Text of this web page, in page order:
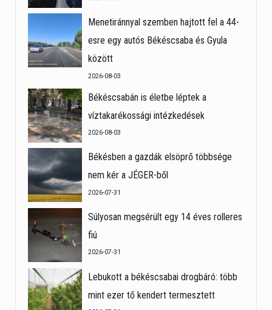
Menetiránnyal szemben hajtott fel a 44-
esre egy autós Békéscsaba és Gyula
között
2026-08-03
Békéscsabán is életbe léptek a
víztakarékossági intézkedések
2026-08-03
Békésben a gazdák elsöprő többsége
nem kér a JÉGER-ből
2026-07-31
Súlyosan megsérült egy 14 éves rolleres
fiú
2026-07-31
Lebukott a békéscsabai drogbáró: több
mint ezer tő kendert termesztett